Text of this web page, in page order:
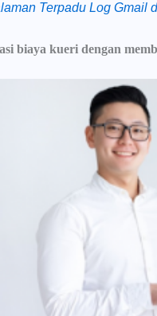
Terpadu Log Gmail
biaya kueri dengan